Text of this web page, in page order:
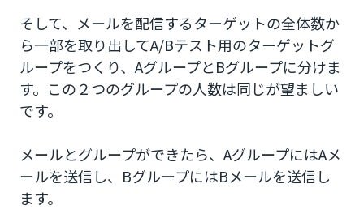
そして、メールを配信するターゲットの全体数か
ら一部を取り出してA/Bテスト用のターゲットグ
ループをつくり、AグループとBグループに分けま
す。この２つのグループの人数は同じが望ましい
です。
メールとグループができたら、AグループにはAメ
ールを送信し、BグループにはBメールを送信し
ます。